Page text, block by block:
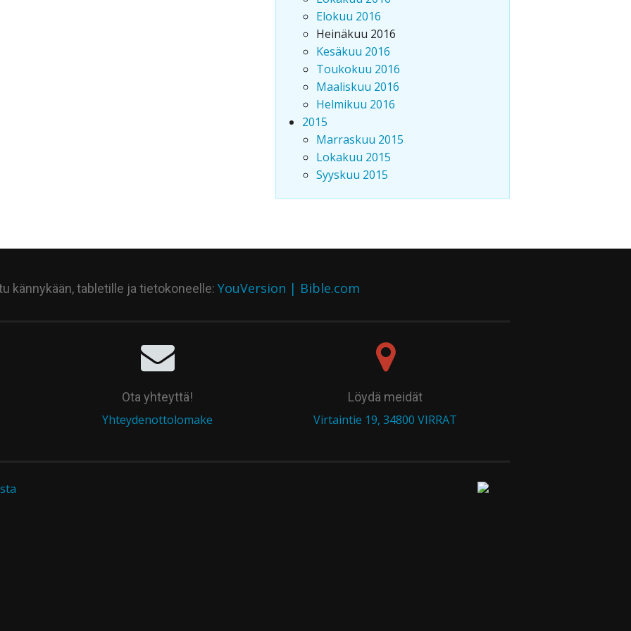
Elokuu 2016
Heinäkuu 2016
Kesäkuu 2016
Toukokuu 2016
Maaliskuu 2016
Helmikuu 2016
2015
Marraskuu 2015
Lokakuu 2015
Syyskuu 2015
kännykään, tabletille ja tietokoneelle: YouVersion | Bible.com
Ota yhteyttä!
Yhteydenottolomake
Löydä meidät
Virtaintie 19, 34800 VIRRAT